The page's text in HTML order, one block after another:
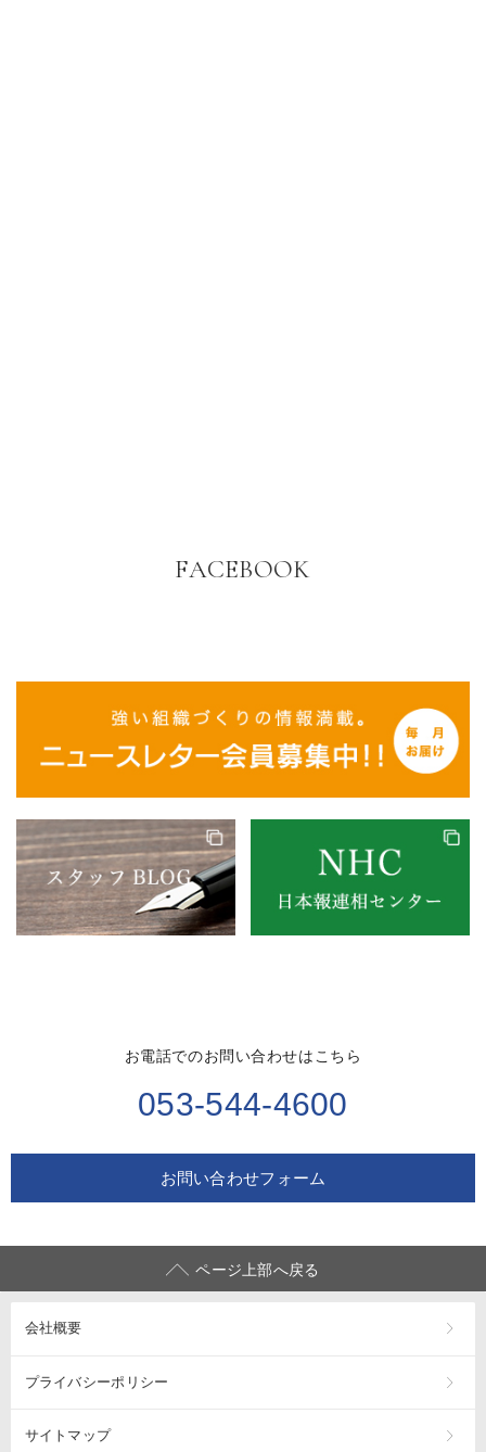
FACEBOOK
お電話でのお問い合わせはこちら
053-544-4600
お問い合わせフォーム
ページ上部へ戻る
会社概要
プライバシーポリシー
サイトマップ